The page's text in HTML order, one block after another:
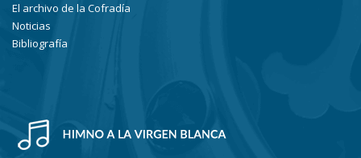
El archivo de la Cofradía
Noticias
Bibliografía